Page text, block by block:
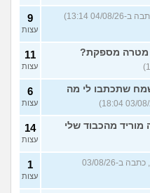
9
עצות
מטרה מספקת? 11
עצות
שתכתבו לי מה
6
עצות
מהכבוד שלי 14
עצות
(קולית, בת 20, כתבה ב-03/08/26
1
עצות